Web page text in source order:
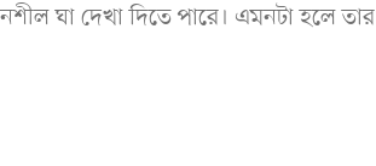
ঘা দেখা দিতে পারে। এমনটা হলে তার